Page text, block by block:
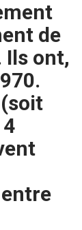
de
Ils ont,